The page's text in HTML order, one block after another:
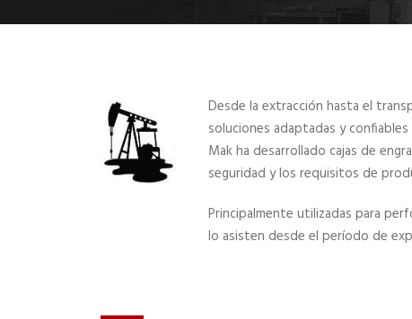
Desde la extracción hasta el
soluciones adaptadas y
Mak ha desarrollado cajas de
seguridad y los requisitos de
Principalmente utilizadas para
lo asisten desde el período de